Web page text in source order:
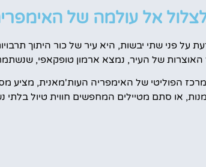
אל עולמה של
פני שתי יבשות, היא עיר של כור היתוך
האוצרות של העיר, נמצא ארמון טופקאפי,
הפוליטי של האימפריה העות'מאנית, מציע
או סתם מטיילים המחפשים חווית טיול